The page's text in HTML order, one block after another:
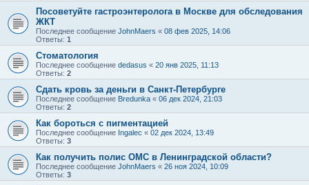
Посоветуйте гастроэнтеролога в Москве для обследования
ЖКТ
Последнее сообщение JohnMaers « 08 фев 2025, 14:06
Ответы: 1
Стоматология
Последнее сообщение dedasus « 20 янв 2025, 11:13
Ответы: 2
Сдать кровь за деньги в Санкт-Петербурге
Последнее сообщение Bredunka « 06 дек 2024, 21:03
Ответы: 2
Как бороться с пигментацией
Последнее сообщение Ingalec « 02 дек 2024, 13:49
Ответы: 3
Как получить полис ОМС в Ленинградской области?
Последнее сообщение JohnMaers « 26 ноя 2024, 10:09
Ответы: 3